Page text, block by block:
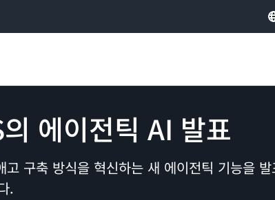
에이전틱 AI 발표
구축 방식을 혁신하는 새 에이전틱 기능을
.